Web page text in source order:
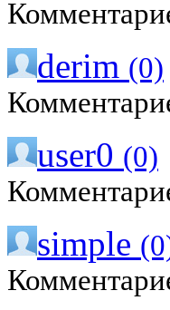
derim (0)
user0 (0)
simple